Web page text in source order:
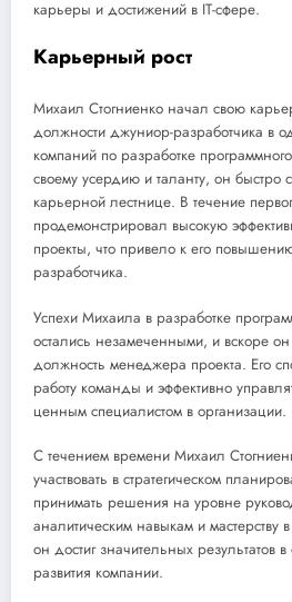
карьеры и достижений в IT-сфере.
Карьерный рост
Михаил Стогниенко начал свою
должности джуниор-разработчика в
компаний по разработке
своему усердию и таланту, он быстро
карьерной лестнице. В течение
продемонстрировал высокую
проекты, что привело к его
разработчика.
Успехи Михаила в разработке
остались незамеченными, и вскоре
должность менеджера проекта. Его
работу команды и эффективно
ценным специалистом в организации.
С течением времени Михаил
участвовать в стратегическом
принимать решения на уровне
аналитическим навыкам и мастерству
он достиг значительных результатов в
развития компании.